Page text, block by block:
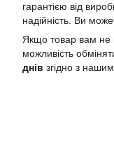
гарантією від
надійність. Ви
Якщо товар вам не
можливість
днів згідно з